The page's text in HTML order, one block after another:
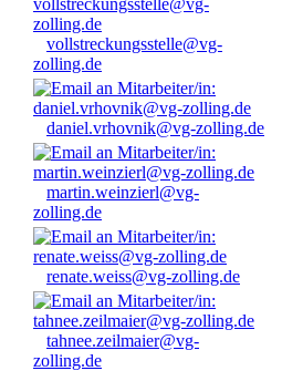
vollstreckungsstelle@vg-
zolling.de
daniel.vrhovnik@vg-zolling.de
martin.weinzierl@vg-
zolling.de
renate.weiss@vg-zolling.de
tahnee.zeilmaier@vg-
zolling.de